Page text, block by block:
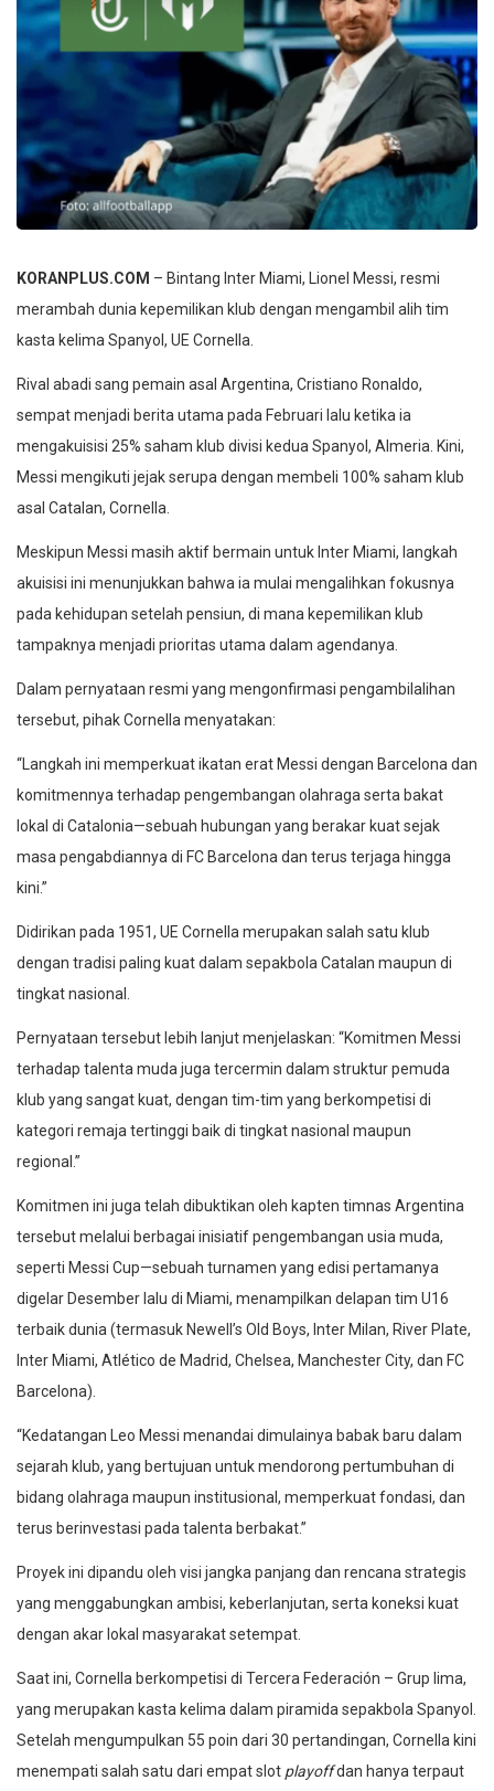
KORANPLUS.COM – Bintang Inter Miami, Lionel Messi, resmi
merambah dunia kepemilikan klub dengan mengambil alih tim
kasta kelima Spanyol, UE Cornella.
Rival abadi sang pemain asal Argentina, Cristiano Ronaldo,
sempat menjadi berita utama pada Februari lalu ketika ia
mengakuisisi 25% saham klub divisi kedua Spanyol, Almeria. Kini,
Messi mengikuti jejak serupa dengan membeli 100% saham klub
asal Catalan, Cornella.
Meskipun Messi masih aktif bermain untuk Inter Miami, langkah
akuisisi ini menunjukkan bahwa ia mulai mengalihkan fokusnya
pada kehidupan setelah pensiun, di mana kepemilikan klub
tampaknya menjadi prioritas utama dalam agendanya.
Dalam pernyataan resmi yang mengonfirmasi pengambilalihan
tersebut, pihak Cornella menyatakan:
“Langkah ini memperkuat ikatan erat Messi dengan Barcelona dan
komitmennya terhadap pengembangan olahraga serta bakat
lokal di Catalonia—sebuah hubungan yang berakar kuat sejak
masa pengabdiannya di FC Barcelona dan terus terjaga hingga
kini.”
Didirikan pada 1951, UE Cornella merupakan salah satu klub
dengan tradisi paling kuat dalam sepakbola Catalan maupun di
tingkat nasional.
Pernyataan tersebut lebih lanjut menjelaskan: “Komitmen Messi
terhadap talenta muda juga tercermin dalam struktur pemuda
klub yang sangat kuat, dengan tim-tim yang berkompetisi di
kategori remaja tertinggi baik di tingkat nasional maupun
regional.”
Komitmen ini juga telah dibuktikan oleh kapten timnas Argentina
tersebut melalui berbagai inisiatif pengembangan usia muda,
seperti Messi Cup—sebuah turnamen yang edisi pertamanya
digelar Desember lalu di Miami, menampilkan delapan tim U16
terbaik dunia (termasuk Newell’s Old Boys, Inter Milan, River Plate,
Inter Miami, Atlético de Madrid, Chelsea, Manchester City, dan FC
Barcelona).
“Kedatangan Leo Messi menandai dimulainya babak baru dalam
sejarah klub, yang bertujuan untuk mendorong pertumbuhan di
bidang olahraga maupun institusional, memperkuat fondasi, dan
terus berinvestasi pada talenta berbakat.”
Proyek ini dipandu oleh visi jangka panjang dan rencana strategis
yang menggabungkan ambisi, keberlanjutan, serta koneksi kuat
dengan akar lokal masyarakat setempat.
Saat ini, Cornella berkompetisi di Tercera Federación – Grup lima,
yang merupakan kasta kelima dalam piramida sepakbola Spanyol.
Setelah mengumpulkan 55 poin dari 30 pertandingan, Cornella kini
menempati salah satu dari empat slot playoffdan hanya terpaut